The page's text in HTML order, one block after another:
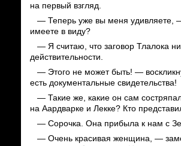
на первый взгляд.
— Теперь уже вы меня удивляете,
имеете в виду?
— Я считаю, что заговор Тлалока
действительности.
— Этого не может быть! —
есть документальные свидетельства!
— Такие же, какие он сам состряпал
на Аардварке и Лекке? Кто
— Сорочка. Она прибыла к нам с
— Очень красивая женщина, —